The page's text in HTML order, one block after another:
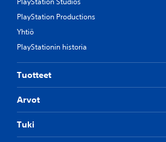
PlayStation Productions
Yhtiö
PlayStationin historia
Tuotteet
Arvot
Tuki